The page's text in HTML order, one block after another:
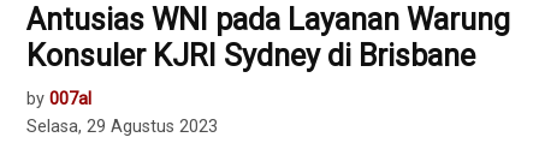
Antusias WNI pada Layanan Warung
Konsuler KJRI Sydney di Brisbane
by 007al
Selasa, 29 Agustus 2023